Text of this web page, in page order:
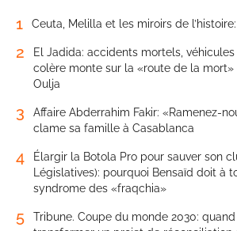
1 Ceuta, Melilla et les miroirs de
2
El Jadida: accidents mortels,
colère monte sur la «route de la mort»
Oulja
3
Affaire Abderrahim Fakir: «Ramenez-
clame sa famille à Casablanca
4
Élargir la Botola Pro pour sauver son
Législatives): pourquoi Bensaïd doit à
syndrome des «fraqchia»
5
Tribune. Coupe du monde 2030: